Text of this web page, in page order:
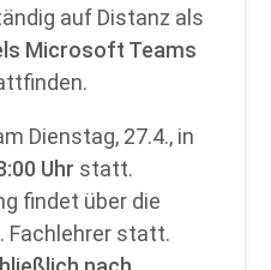
auf Distanz als
Microsoft Teams
Dienstag, 27.4., in
Uhr statt.
findet über die
Fachlehrer statt.